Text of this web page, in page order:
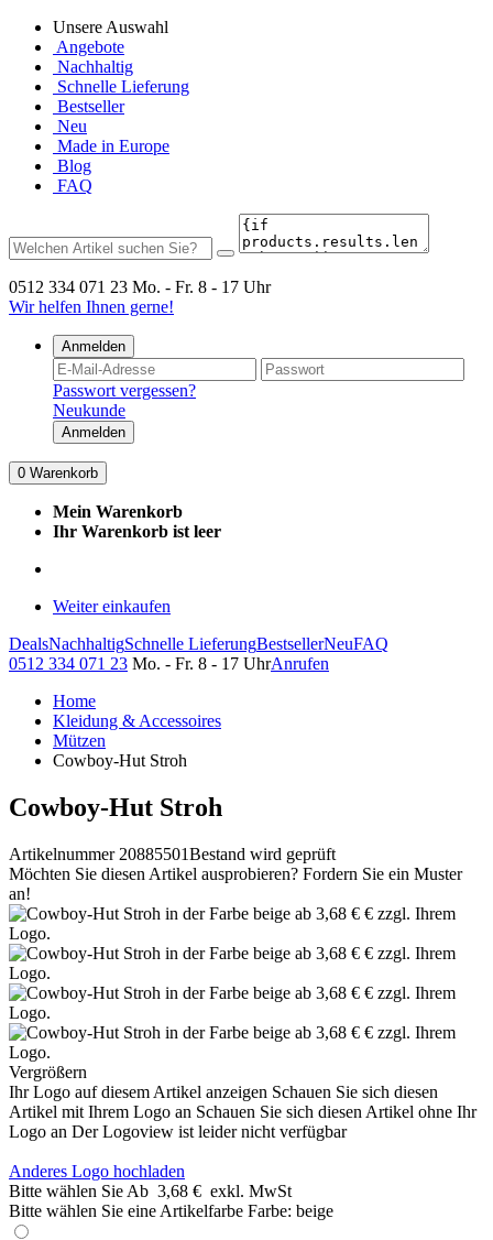
Unsere Auswahl
Angebote
Nachhaltig
Schnelle Lieferung
Bestseller
Neu
Made in Europe
Blog
FAQ
0512 334 071 23 Mo. - Fr. 8 - 17 Uhr
Wir helfen Ihnen gerne!
Anmelden
Passwort vergessen?
Neukunde
Anmelden
0 Warenkorb
Mein Warenkorb
Ihr Warenkorb ist leer
Weiter einkaufen
DealsNachhaltigSchnelle LieferungBestsellerNeuFAQ
0512 334 071 23 Mo. - Fr. 8 - 17 UhrAnrufen
Home
Kleidung & Accessoires
Mützen
Cowboy-Hut Stroh
Cowboy-Hut Stroh
Artikelnummer 20885501Bestand wird geprüft
Möchten Sie diesen Artikel ausprobieren? Fordern Sie ein Muster
an!
Vergrößern
Ihr Logo auf diesem Artikel anzeigen Schauen Sie sich diesen
Artikel mit Ihrem Logo an Schauen Sie sich diesen Artikel ohne Ihr
Logo an Der Logoview ist leider nicht verfügbar
Anderes Logo hochladen
Bitte wählen Sie Ab 3,68 € exkl. MwSt
Bitte wählen Sie eine Artikelfarbe Farbe: beige